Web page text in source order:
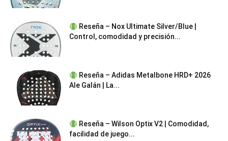
Reseña – Nox Ultimate Silver/Blue |
Control, comodidad y precisión...
Reseña – Adidas Metalbone HRD+ 2026
Ale Galán | La...
Reseña – Wilson Optix V2 | Comodidad,
facilidad de juego...